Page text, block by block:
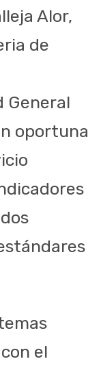
Alor,
de
General
oportuna
el